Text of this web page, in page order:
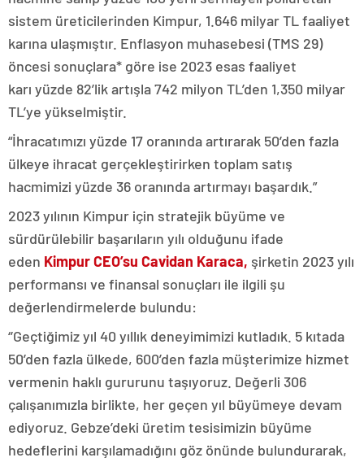
sistem üreticilerinden Kimpur, 1.646 milyar TL faaliyet
karına ulaşmıştır. Enflasyon muhasebesi (TMS 29)
öncesi sonuçlara* göre ise 2023 esas faaliyet
karı yüzde 82’lik artışla 742 milyon TL’den 1,350 milyar
TL’ye yükselmiştir.
“İhracatımızı yüzde 17 oranında artırarak 50’den fazla
ülkeye ihracat gerçekleştirirken toplam satış
hacmimizi yüzde 36 oranında artırmayı başardık.”
2023 yılının Kimpur için stratejik büyüme ve
sürdürülebilir başarıların yılı olduğunu ifade
eden Kimpur CEO’su Cavidan Karaca, şirketin 2023 yılı
performansı ve finansal sonuçları ile ilgili şu
değerlendirmelerde bulundu:
‘’Geçtiğimiz yıl 40 yıllık deneyimimizi kutladık. 5 kıtada
50’den fazla ülkede, 600’den fazla müşterimize hizmet
vermenin haklı gururunu taşıyoruz. Değerli 306
çalışanımızla birlikte, her geçen yıl büyümeye devam
ediyoruz. Gebze’deki üretim tesisimizin büyüme
hedeflerini karşılamadığını göz önünde bulundurarak,